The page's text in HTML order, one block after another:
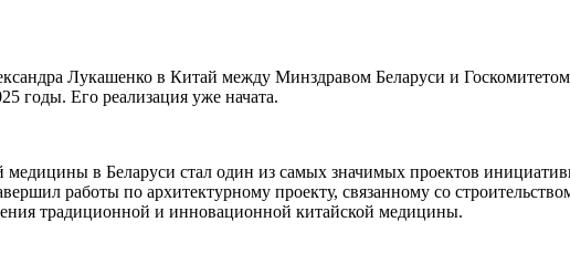
Лукашенко в Китай между Минздравом Беларуси и
годы. Его реализация уже начата.
в Беларуси стал один из самых значимых проектов
работы по архитектурному проекту, связанному со
традиционной и инновационной китайской медицины.